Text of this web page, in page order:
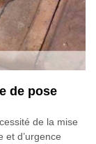
de pose
de la mise
et d’urgence